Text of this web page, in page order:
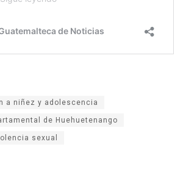
a niñez y adolescencia
de Huehuetenango
sexual